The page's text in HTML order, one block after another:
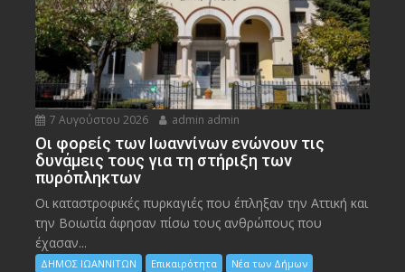
7 Αυγούστου 2026 admin admin
Οι φορείς των Ιωαννίνων ενώνουν τις
δυνάμεις τους για τη στήριξη των
πυρόπληκτων
Οι καταστροφικές πυρκαγιές που έπληξαν την Αττική και
την Bοιωτία άφησαν πίσω τους ανθρώπους που
έχασαν...
ΔΗΜΟΣ ΙΩΑΝΝΙΤΩΝ Επικαιρότητα Νέα των Δήμων